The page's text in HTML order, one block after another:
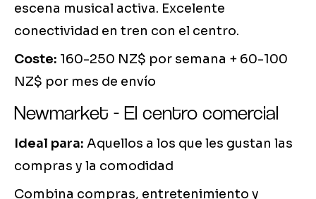
escena musical activa. Excelente
conectividad en tren con el centro.
Coste: 160-250 NZ$ por semana + 60-100
NZ$ por mes de envío
Newmarket - El centro comercial
Ideal para: Aquellos a los que les gustan las
compras y la comodidad
Combina compras, entretenimiento y